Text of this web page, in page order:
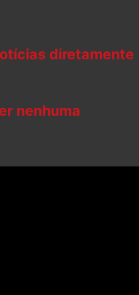
diretamente
nenhuma